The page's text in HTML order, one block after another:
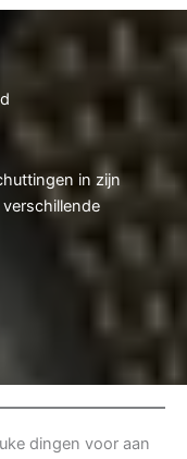
in zijn
dingen voor aan